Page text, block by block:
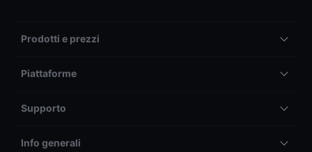
Prodotti e prezzi
Piattaforme
Supporto
Info generali